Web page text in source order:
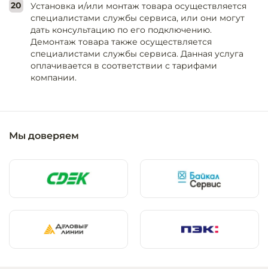
Установка и/или монтаж товара осуществляется
специалистами службы сервиса, или они могут
дать консультацию по его подключению.
Демонтаж товара также осуществляется
специалистами службы сервиса. Данная услуга
оплачивается в соответствии с тарифами
компании.
Мы доверяем